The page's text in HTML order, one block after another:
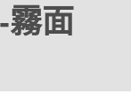
霧面